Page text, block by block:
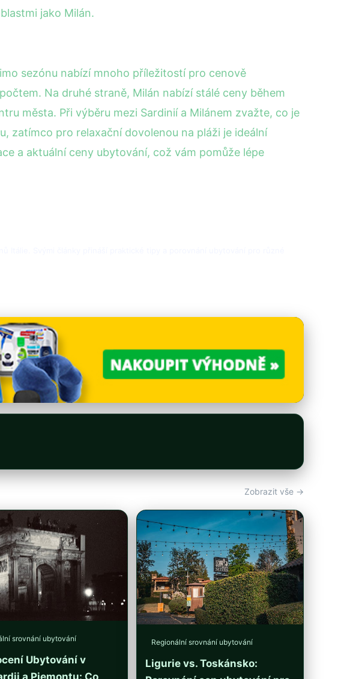
jako Milán.
sezónu nabízí mnoho příležitostí pro cenově
Na druhé straně, Milán nabízí stálé ceny během
města. Při výběru mezi Sardinií a Milánem zvažte, co je
zatímco pro relaxační dovolenou na pláži je ideální
a aktuální ceny ubytování, což vám pomůže lépe
Zobrazit vše →
srovnání ubytování
Ubytování v
Regionální srovnání ubytování
Ligurie vs. Toskánsko: